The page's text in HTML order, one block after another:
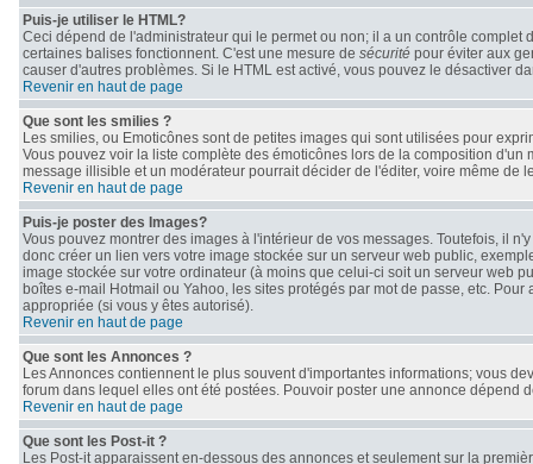
Puis-je utiliser le HTML?
Ceci dépend de l'administrateur qui le permet ou non; il a un contrôle
certaines balises fonctionnent. C'est une mesure de sécurité pour éviter aux
causer d'autres problèmes. Si le HTML est activé, vous pouvez le désactiver
Revenir en haut de page
Que sont les smilies ?
Les smilies, ou Emoticônes sont de petites images qui sont utilisées pour
Vous pouvez voir la liste complète des émoticônes lors de la composition
message illisible et un modérateur pourrait décider de l'éditer, voire même de
Revenir en haut de page
Puis-je poster des Images?
Vous pouvez montrer des images à l'intérieur de vos messages. Toutefois, il
donc créer un lien vers votre image stockée sur un serveur web public,
image stockée sur votre ordinateur (à moins que celui-ci soit un serveur web
boîtes e-mail Hotmail ou Yahoo, les sites protégés par mot de passe, etc.
appropriée (si vous y êtes autorisé).
Revenir en haut de page
Que sont les Annonces ?
Les Annonces contiennent le plus souvent d'importantes informations; vous
forum dans lequel elles ont été postées. Pouvoir poster une annonce dépend
Revenir en haut de page
Que sont les Post-it ?
Les Post-it apparaissent en-dessous des annonces et seulement sur la